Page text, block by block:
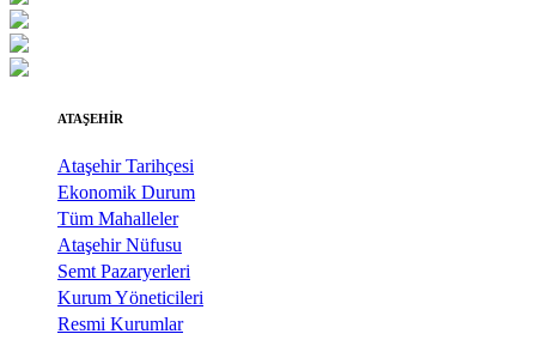
ATAŞEHİR
Ataşehir Tarihçesi
Ekonomik Durum
Tüm Mahalleler
Ataşehir Nüfusu
Semt Pazaryerleri
Kurum Yöneticileri
Resmi Kurumlar